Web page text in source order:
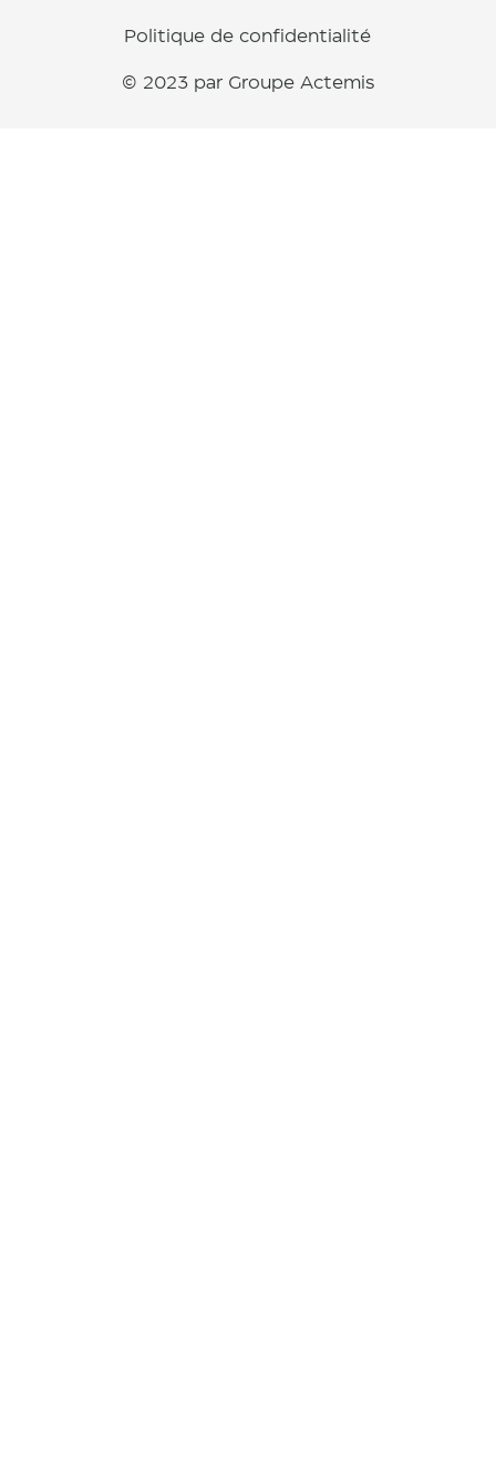
© 2023 par Groupe Actemis
Politique de confidentialité